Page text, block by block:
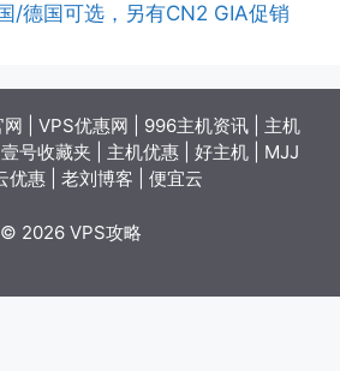
/德国可选，另有CN2 GIA促销
网 VPS优惠网 996主机资讯| 主机
壹号收藏夹 主机优惠| 好主机| MJJ
优惠| 老刘博客 便宜云
© 2026 VPS攻略